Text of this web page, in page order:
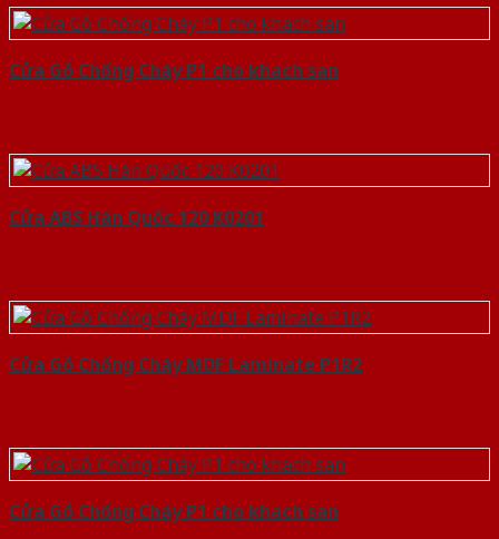
Cửa Gỗ Chống Cháy P1 cho khach san
Cửa ABS Hàn Quốc 120 K0201
Cửa Gỗ Chống Cháy MDF Laminate P1R2
Cửa Gỗ Chống Cháy P1 cho khach san